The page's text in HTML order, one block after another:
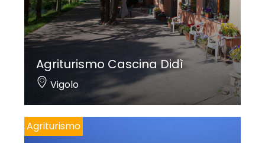
Agriturismo Cascina Didì
Vigolo
Agriturismo